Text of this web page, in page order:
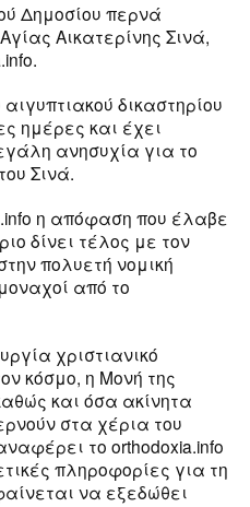
Δημοσίου περνά
Αικατερίνης Σινά,
δικαστηρίου
ημέρες και έχει
ανησυχία για το
Σινά.
η απόφαση που έλαβε
δίνει τέλος με τον
πολυετή νομική
από το
χριστιανικό
κόσμο, η Μονή της
και όσα ακίνητα
στα χέρια του
το orthodoxia.info
πληροφορίες για τη
να εξεδώθει